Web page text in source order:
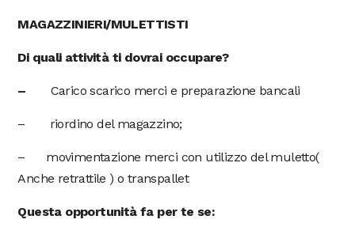
MAGAZZINIERI/MULETTISTI
Di quali attività ti dovrai occupare?
– Carico scarico merci e preparazione bancali
– riordino del magazzino;
– movimentazione merci con utilizzo del muletto(
Anche retrattile ) o transpallet
Questa opportunità fa per te se: